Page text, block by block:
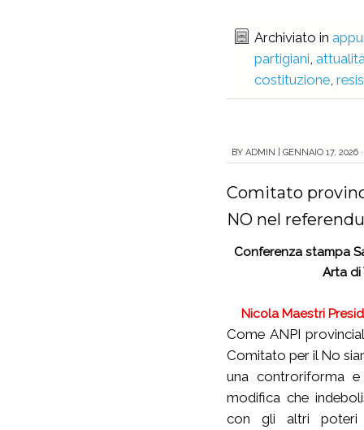
Archiviato in
partigiani
costituzione,
BY ADMIN GENNAIO 17, 2026
Comitato
NO nel
Conferenza stampa
Arta di
Nicola Maestri
Come ANPI
Comitato per il No
una controriforma
modifica che
con gli altri poteri